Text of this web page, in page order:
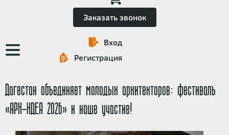
Заказать звонок
Основная
навигация
Вход
Регистрация
Дагестан объединяет молодых архитекторов: фестиваль
«АРХ-ИДЕЯ 2026» и наше участие!